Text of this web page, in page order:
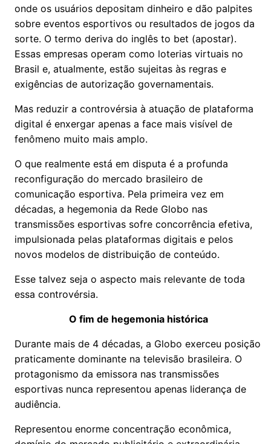
onde os usuários depositam dinheiro e dão palpites
sobre eventos esportivos ou resultados de jogos da
sorte. O termo deriva do inglês to bet (apostar).
Essas empresas operam como loterias virtuais no
Brasil e, atualmente, estão sujeitas às regras e
exigências de autorização governamentais.
Mas reduzir a controvérsia à atuação de plataforma
digital é enxergar apenas a face mais visível de
fenômeno muito mais amplo.
O que realmente está em disputa é a profunda
reconfiguração do mercado brasileiro de
comunicação esportiva. Pela primeira vez em
décadas, a hegemonia da Rede Globo nas
transmissões esportivas sofre concorrência efetiva,
impulsionada pelas plataformas digitais e pelos
novos modelos de distribuição de conteúdo.
Esse talvez seja o aspecto mais relevante de toda
essa controvérsia.
O fim de hegemonia histórica
Durante mais de 4 décadas, a Globo exerceu posição
praticamente dominante na televisão brasileira. O
protagonismo da emissora nas transmissões
esportivas nunca representou apenas liderança de
audiência.
Representou enorme concentração econômica,